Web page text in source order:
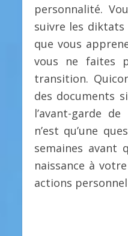
personnalité.
suivre les
que vous
vous ne faites
transition.
des documents
l’avant-garde
n’est qu’une
semaines avant
naissance à
actions